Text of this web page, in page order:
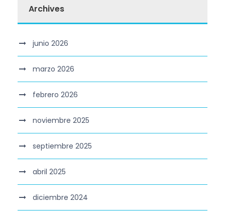
Archives
junio 2026
marzo 2026
febrero 2026
noviembre 2025
septiembre 2025
abril 2025
diciembre 2024